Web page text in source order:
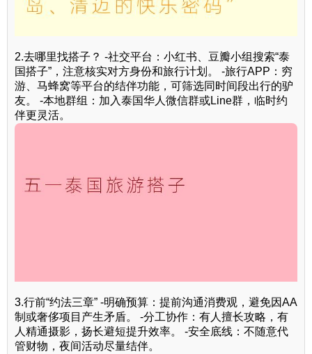
2.去哪里找搭子？ -社交平台：小红书、豆瓣小组搜索“泰
国搭子”，注意核实对方身份和旅行计划。 -旅行APP：穷
游、马蜂窝等平台的结伴功能，可筛选同时间段出行的驴
友。 -本地群组：加入泰国华人微信群或Line群，临时约
伴更灵活。
3.行前“约法三章” -明确预算：提前沟通消费观，避免因AA
制或奢侈项目产生矛盾。 -分工协作：有人擅长攻略，有
人精通摄影，扬长避短提升效率。 -安全底线：不随意代
管财物，夜间活动尽量结伴。